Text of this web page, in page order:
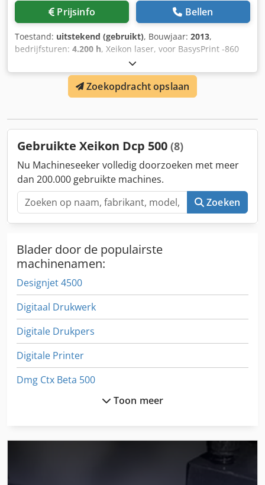
Prijsinfo Bellen
Toestand: uitstekend (gebruikt), Bouwjaar: 2013,
bedrijfsturen: 4.200 h, Xeikon laser, voor BasysPrint -860
/750 -405 nm UV Dsdpfxjp Nihao Acteck - ca. 4200 uur -
Topconditie
Zoekopdracht opslaan
Gebruikte Xeikon Dcp 500 (8)
Nu Machineseeker volledig doorzoeken met meer
dan 200.000 gebruikte machines.
Zoeken
Blader door de populairste
machinenamen:
Designjet 4500
Digitaal Drukwerk
Digitale Drukpers
Digitale Printer
Dmg Ctx Beta 500
Toon meer